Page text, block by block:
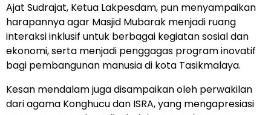
Ajat Sudrajat, Ketua Lakpesdam, pun menyampaikan
harapannya agar Masjid Mubarak menjadi ruang
interaksi inklusif untuk berbagai kegiatan sosial dan
ekonomi, serta menjadi penggagas program inovatif
bagi pembangunan manusia di kota Tasikmalaya.
Kesan mendalam juga disampaikan oleh perwakilan
dari agama Konghucu dan ISRA, yang mengapresiasi